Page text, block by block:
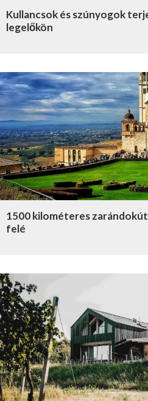
Kullancsok és szúnyogok
legelőkön
1500 kilométeres
felé